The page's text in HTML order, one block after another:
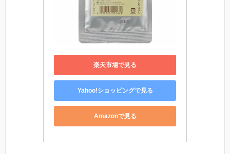
楽天市場で見る
Yahoo!ショッピングで見る
Amazonで見る